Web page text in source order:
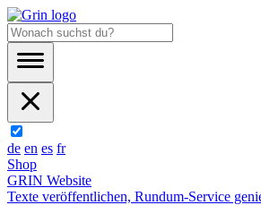
de en es fr
Shop
GRIN Website
Texte veröffentlichen, Rundum-Service